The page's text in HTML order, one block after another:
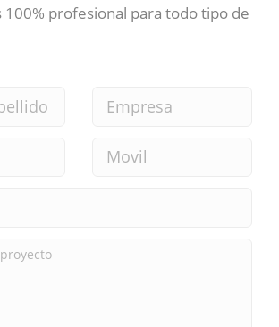
100% profesional para todo tipo de